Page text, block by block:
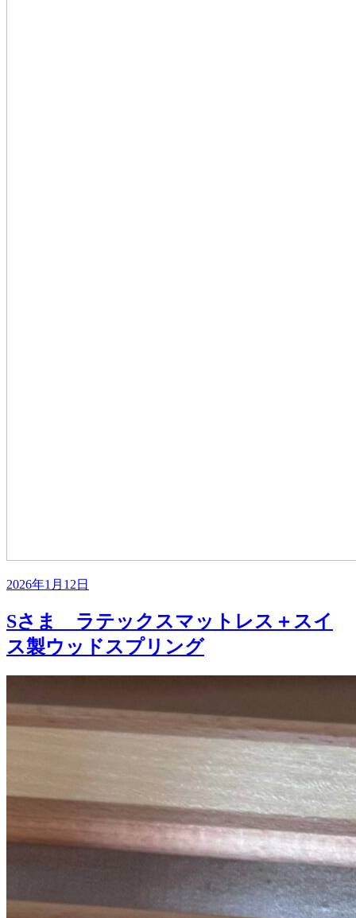
投
日:
2026年1月12日
Sさま ラテックスマットレス＋スイ
ス製ウッドスプリング